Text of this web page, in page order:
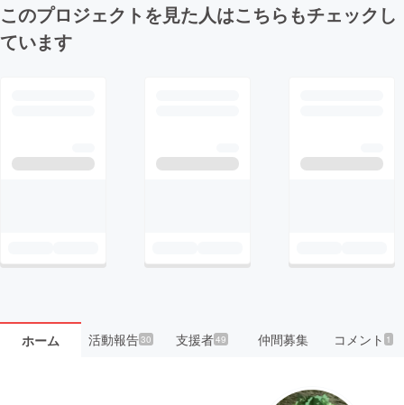
このプロジェクトを見た人はこちらもチェックし
ています
ホーム 活動報告30 支援者49 仲間募集 コメント 1